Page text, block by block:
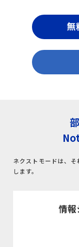
AWS導入コンサル
AWS運用・保守代
サービス一覧
無
ネクストモードは、
します。​
情